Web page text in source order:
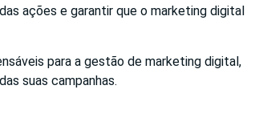
ações e garantir que o marketing digital
para a gestão de marketing digital,
suas campanhas.